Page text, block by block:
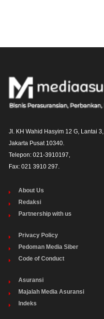
Jl. KH Wahid Hasyim 12 G, Lantai 3,
Jakarta Pusat 10340.
Telepon: 021-3910197,
Fax: 021 3910 297.
About Us
Redaksi
Partnership with us
Privacy Policy
Pedoman Media Siber
Code of Conduct
Asuransi
Majalah Media Asuransi
Indeks